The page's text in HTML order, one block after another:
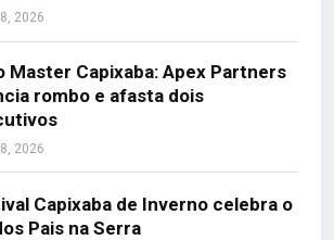
2026
Master Capixaba: Apex Partners
rombo e afasta dois
2026
Capixaba de Inverno celebra o
Pais na Serra